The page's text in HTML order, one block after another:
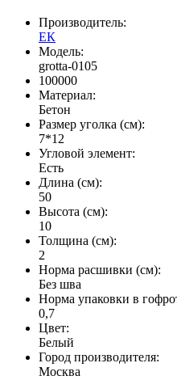
Производитель:
ЕК
Модель:
grotta-0105
100000
Материал:
Бетон
Размер уголка (см):
7*12
Угловой элемент:
Есть
Длина (см):
50
Высота (см):
10
Толщина (см):
2
Норма расшивки (см):
Без шва
Норма упаковки в
0,7
Цвет:
Белый
Город производителя:
Москва